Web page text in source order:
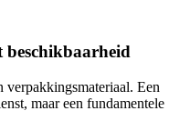
beschikbaarheid
Een
maar een fundamentele